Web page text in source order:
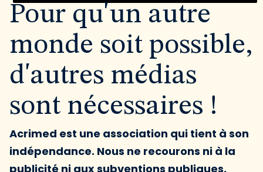
Pour qu'un autre
monde soit possible,
d'autres médias
sont nécessaires !
Acrimed est une association qui tient à son
indépendance. Nous ne recourons ni à la
publicité ni aux subventions publiques.